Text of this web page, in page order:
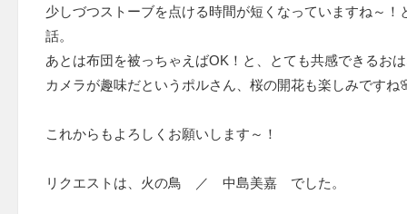
少しづつストーブを点ける時間が短くなっていますね～！
話。
あとは布団を被っちゃえばOK！と、とても共感できるお
カメラが趣味だというポルさん、桜の開花も楽しみですね
これからもよろしくお願いします～！
リクエストは、火の鳥 ／ 中島美嘉 でした。